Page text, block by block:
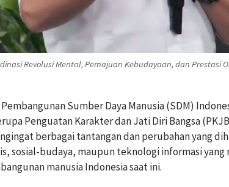
Revolusi Mental, Pemajuan Kebudayaan, dan Prestasi
Pembangunan Sumber Daya Manusia (SDM)
Penguatan Karakter dan Jati Diri Bangsa
berbagai tantangan dan perubahan yang
sosial-budaya, maupun teknologi informasi yang
manusia Indonesia saat ini.